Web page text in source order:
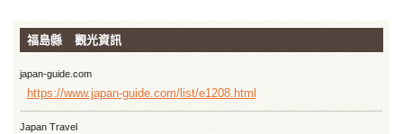
福島縣 觀光資訊
japan-guide.com
https://www.japan-guide.com/list/e1208.html
Japan Travel